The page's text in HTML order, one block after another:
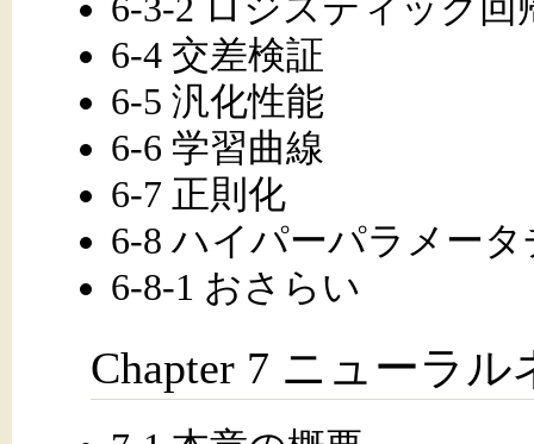
6-3-2 ロジスティック
6-4 交差検証
6-5 汎化性能
6-6 学習曲線
6-7 正則化
6-8 ハイパーパラメー
6-8-1 おさらい
Chapter 7 ニューラ